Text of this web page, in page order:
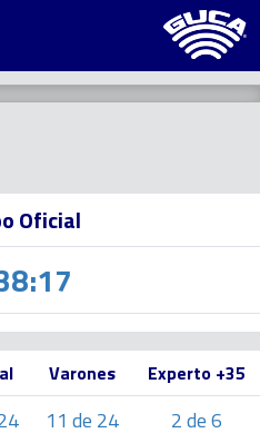
Oficial
Varones
Experto +35
11 de 24 2 de 6